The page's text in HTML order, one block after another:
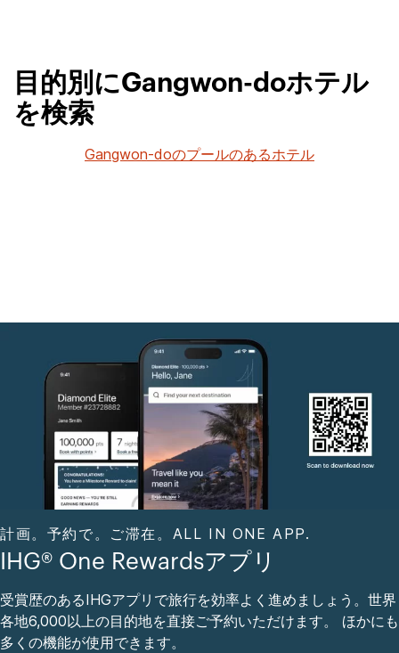
目的別にGangwon-doホテル
を検索
Gangwon-doのプールのあるホテル
計画。予約で。ご滞在。ALL IN ONE APP.
IHG® One Rewardsアプリ
受賞歴のあるIHGアプリで旅行を効率よく進めましょう。世界
各地6,000以上の目的地を直接ご予約いただけます。 ほかにも
多くの機能が使用できます。